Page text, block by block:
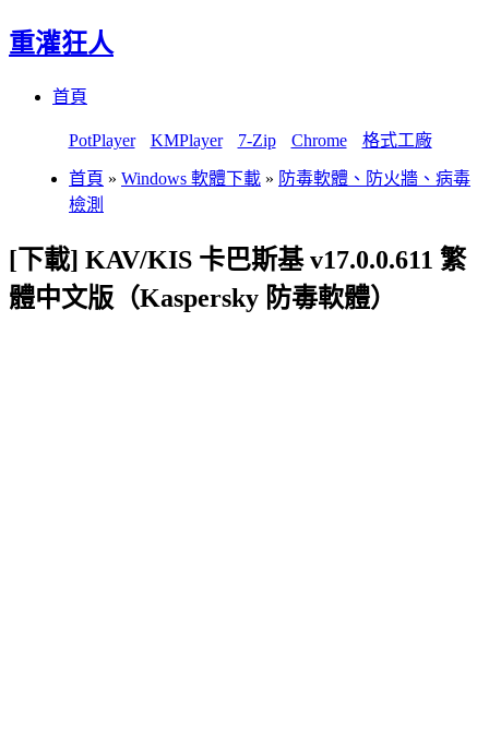
重灌狂人
首頁
PotPlayer KMPlayer 7-Zip Chrome 格式工廠
首頁 » Windows 軟體下載 » 防毒軟體、防火牆、病毒
檢測
[下載] KAV/KIS 卡巴斯基 v17.0.0.611 繁
體中文版（Kaspersky 防毒軟體）